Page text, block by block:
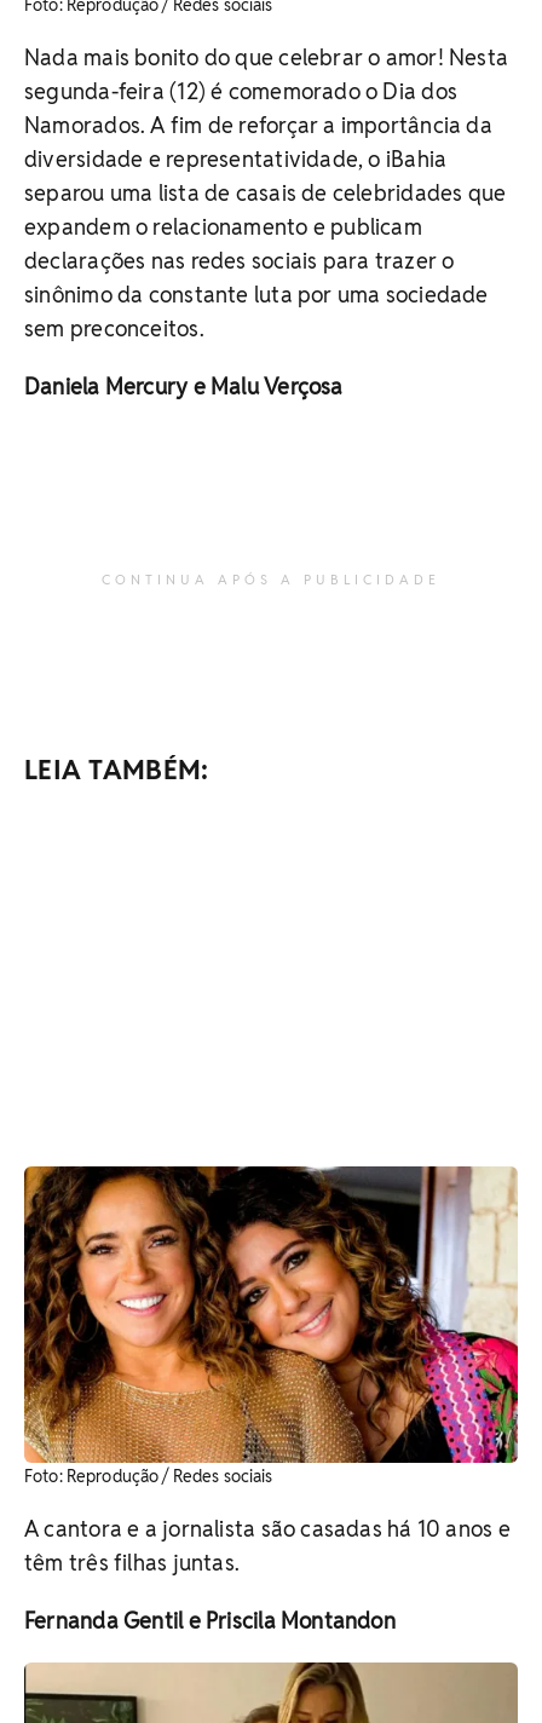
Foto: Reprodução / Redes sociais
Nada mais bonito do que celebrar o amor! Nesta
segunda-feira (12) é comemorado o Dia dos
Namorados. A fim de reforçar a importância da
diversidade e representatividade, o iBahia
separou uma lista de casais de celebridades que
expandem o relacionamento e publicam
declarações nas redes sociais para trazer o
sinônimo da constante luta por uma sociedade
sem preconceitos.
Daniela Mercury e Malu Verçosa
CONTINUA APÓS A PUBLICIDADE
LEIA TAMBÉM:
Foto: Reprodução / Redes sociais
A cantora e a jornalista são casadas há 10 anos e
têm três filhas juntas.
Fernanda Gentil e Priscila Montandon